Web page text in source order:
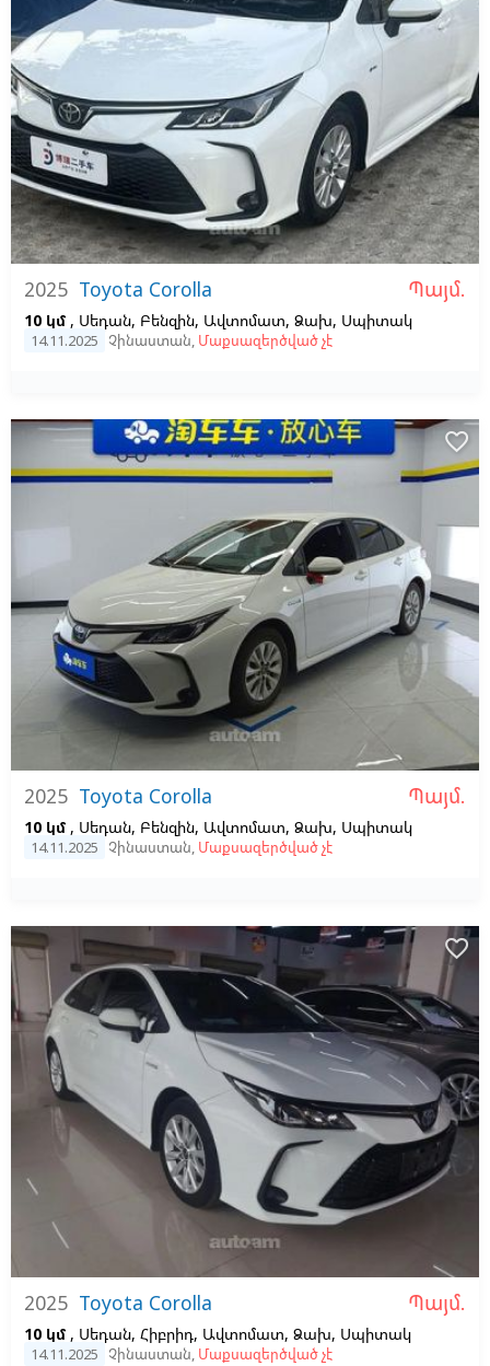
2025 Toyota Corolla Պայմ.
10 կմ , Սեդան, Բենզին, Ավտոմատ, Ձախ, Սպիտակ
14.11.2025 Չինաստան, Մաքսազերծված չէ
2025 Toyota Corolla Պայմ.
10 կմ , Սեդան, Բենզին, Ավտոմատ, Ձախ, Սպիտակ
14.11.2025 Չինաստան, Մաքսազերծված չէ
favorite_border
2025 Toyota Corolla Պայմ.
10 կմ , Սեդան, Հիբրիդ, Ավտոմատ, Ձախ, Սպիտակ
14.11.2025 Չինաստան, Մաքսազերծված չէ
favorite_border